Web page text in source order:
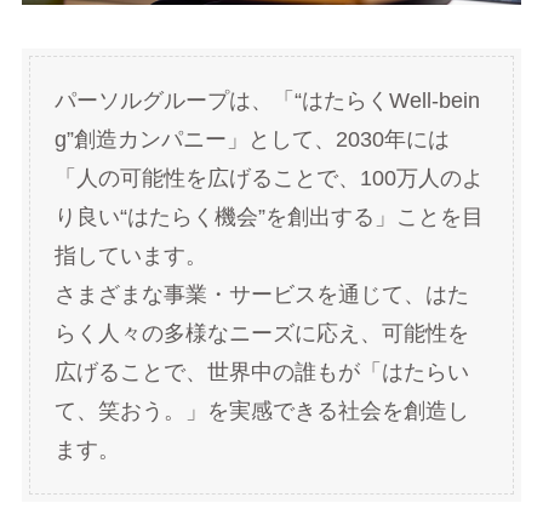
パーソルグループは、「“はたらくWell-bein
g”創造カンパニー」として、2030年には
「人の可能性を広げることで、100万人のよ
り良い“はたらく機会”を創出する」ことを目
指しています。
さまざまな事業・サービスを通じて、はた
らく人々の多様なニーズに応え、可能性を
広げることで、世界中の誰もが「はたらい
て、笑おう。」を実感できる社会を創造し
ます。